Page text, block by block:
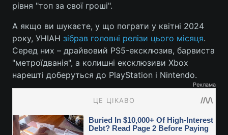
рівня "топ за свої гроші".
А якщо ви шукаєте, у що пограти у квітні 2024
року, УНІАН зібрав головні релізи цього місяця.
Серед них – драйвовий PS5-ексклюзив, барвиста
"метроїдванія", а колишні ексклюзиви Xbox
нарешті доберуться до PlayStation і Nintendo.
Реклама